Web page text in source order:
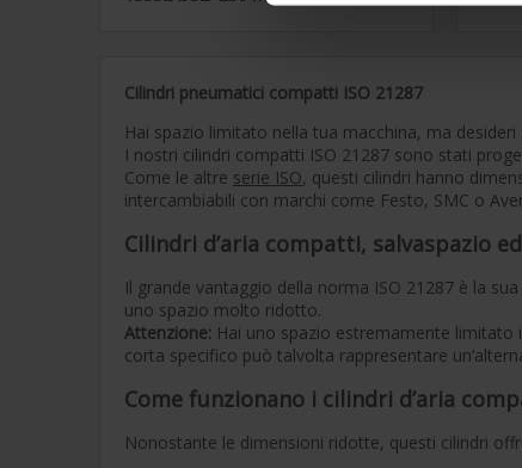
Cilindri pneumatici compatti ISO 21287
Hai spazio limitato nella tua macchina, ma
I nostri cilindri compatti ISO 21287 sono stati
Come le altre serie ISO, questi cilindri hanno
intercambiabili con marchi come Festo, SMC o
Cilindri d’aria compatti, salvaspazio
Il grande vantaggio della norma ISO 21287 è la
uno spazio molto ridotto.
Attenzione: Hai uno spazio estremamente limitato
corta specifico può talvolta rappresentare
Come funzionano i cilindri d’aria
Nonostante le dimensioni ridotte, questi cilindri